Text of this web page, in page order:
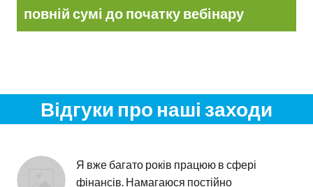
повній сумі до початку вебінару
Відгуки про наші заходи
Я вже багато років працюю в сфері
фінансів. Намагаюся постійно